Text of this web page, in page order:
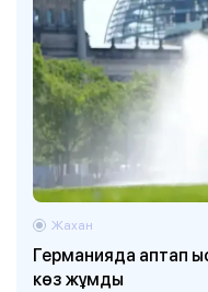
Германияда аптап
көз жұмды
Жахан